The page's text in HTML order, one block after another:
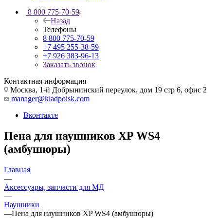
8 800 775-70-59
Назад
Телефоны
8 800 775-70-59
+7 495 255-38-59
+7 926 383-96-13
Заказать звонок
Контактная информация
Москва, 1-й Добрынинский переулок, дом 19 стр 6, офис 2
manager@kladpoisk.com
Вконтакте
Пена для наушников XP WS4
(амбушюры)
Главная
—
Аксессуары, запчасти для МД
—
Наушники
—Пена для наушников XP WS4 (амбушюры)